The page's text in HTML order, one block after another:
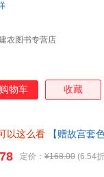
农图书专营店
物车 收藏
以这么看 【赠故宫套
定价： ¥168.00 (6.54